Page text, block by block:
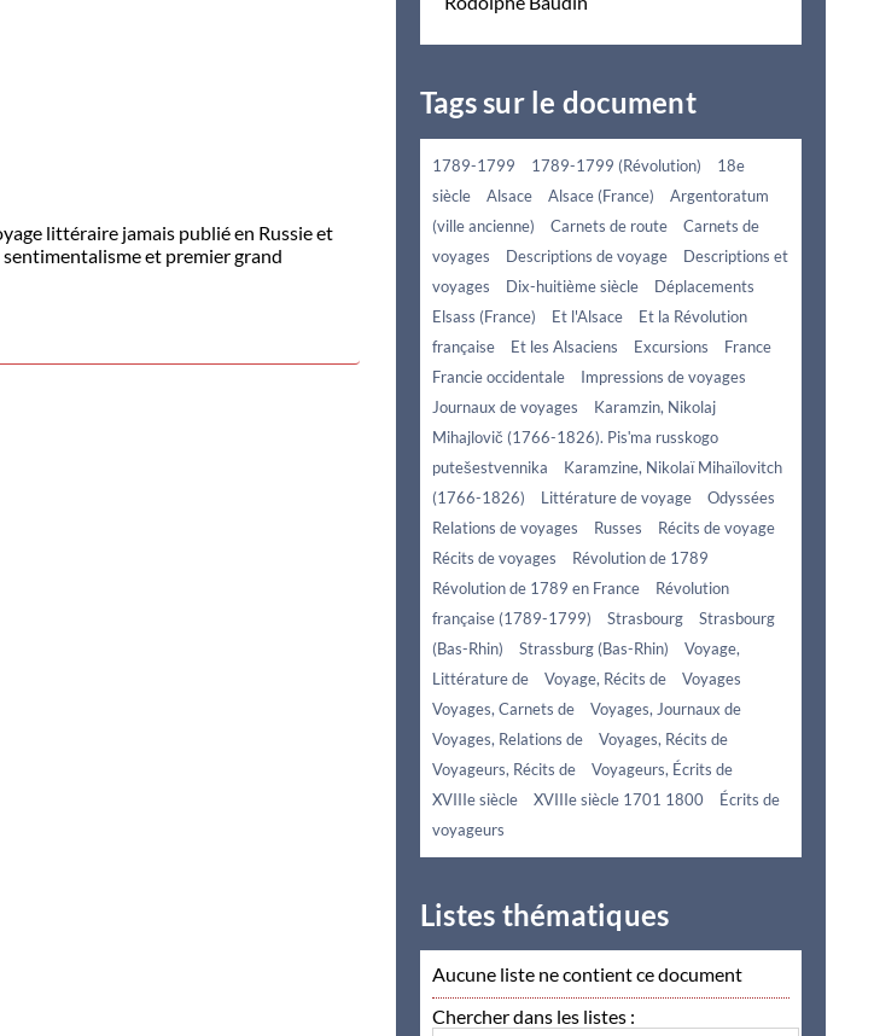
littéraire jamais publié en Russie et
et premier grand
Tags sur le document
1789-1799 1789-1799 (Révolution)
18e
siècle
Alsace Alsace (France)
Argentoratum
(ville ancienne)
Carnets de route
Carnets de
voyages
Descriptions de voyage
Descriptions et
voyages
Dix-huitième siècle
Déplacements
Elsass (France)
Et l'Alsace
Et la Révolution
française
Et les Alsaciens Excursions
France
Francie occidentale
Impressions de voyages
Journaux de voyages
Karamzin, Nikolaj
Mihajlovič (1766-1826). Pisʹma russkogo
putešestvennika
Karamzine, Nikolaï Mihaïlovitch
(1766-1826)
Littérature de voyage
Odyssées
Relations de voyages
Russes
Récits de voyage
Récits de voyages
Révolution de 1789
Révolution de 1789 en France
Révolution
française (1789-1799)
Strasbourg
Strasbourg
(Bas-Rhin)
Strassburg (Bas-Rhin)
Voyage,
Littérature de
Voyage, Récits de
Voyages
Voyages, Carnets de
Voyages, Journaux de
Voyages, Relations de
Voyages, Récits de
Voyageurs, Récits de
Voyageurs, Écrits de
XVIIIe siècle
XVIIIe siècle 1701 1800
Écrits de
voyageurs
Listes thématiques
Aucune liste ne contient ce document
Chercher dans les listes :